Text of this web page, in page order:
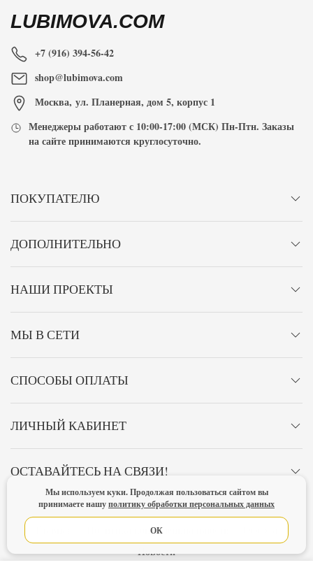
LUBIMOVA.COM
+7 (916) 394-56-42
shop@lubimova.com
Москва, ул. Планерная, дом 5, корпус 1
Менеджеры работают с 10:00-17:00(МСК) Пн-Птн. Заказы
на сайте принимаются круглосуточно.
ПОКУПАТЕЛЮ
ДОПОЛНИТЕЛЬНО
НАШИ ПРОЕКТЫ
МЫ В СЕТИ
СПОСОБЫ ОПЛАТЫ
ЛИЧНЫЙ КАБИНЕТ
ОСТАВАЙТЕСЬ НА СВЯЗИ!
Политика конфиденциальности
Новости
Мы используем куки. Продолжая пользоваться сайтом вы
принимаете нашуполитику обработки персональных данных
ОК